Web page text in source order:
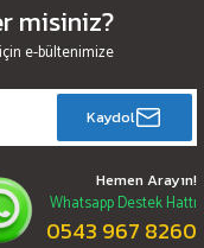
misiniz?
e-bültenimize
Kaydol
Hemen Arayın!
Whatsapp Destek Hattı
0543 967 8260